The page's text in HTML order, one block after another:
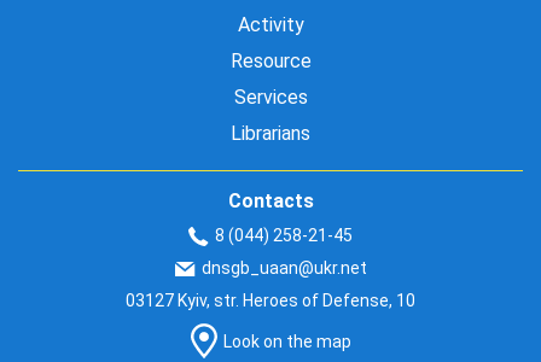
Activity
Resource
Services
Librarians
Contacts
8 (044) 258-21-45
dnsgb_uaan@ukr.net
03127 Kyiv, str. Heroes of Defense, 10
Look on the map